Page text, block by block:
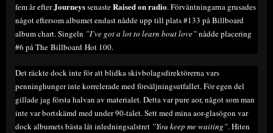
fem år efterJourneyssenasteRaised on radio. Förväntningarna grusades
något eftersom albumet endast nådde upp till plats #133 på Billboard
album chart. Singeln ”I’ve got a lot to learn bout love”nådde placering
#6 på The Billboard Hot 100.
Det räckte dock inte för att blidka skivbolagsdirektörerna vars
penninghunger inte korrelerade med försäljningsutfallet. För egen del
gillade jag första halvan av materialet. Detta var pure aor, något som man
inte var bortskämd med under 90-talet. Sett med mina aor-glasögon var
dock albumets bästa låt inledningsalstret ”You keep me waiting”. Hiten